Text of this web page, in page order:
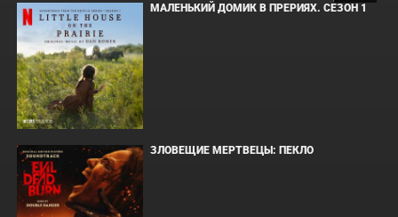
МАЛЕНЬКИЙ ДОМИК В ПРЕРИЯХ. СЕЗОН 1
ЗЛОВЕЩИЕ МЕРТВЕЦЫ: ПЕКЛО